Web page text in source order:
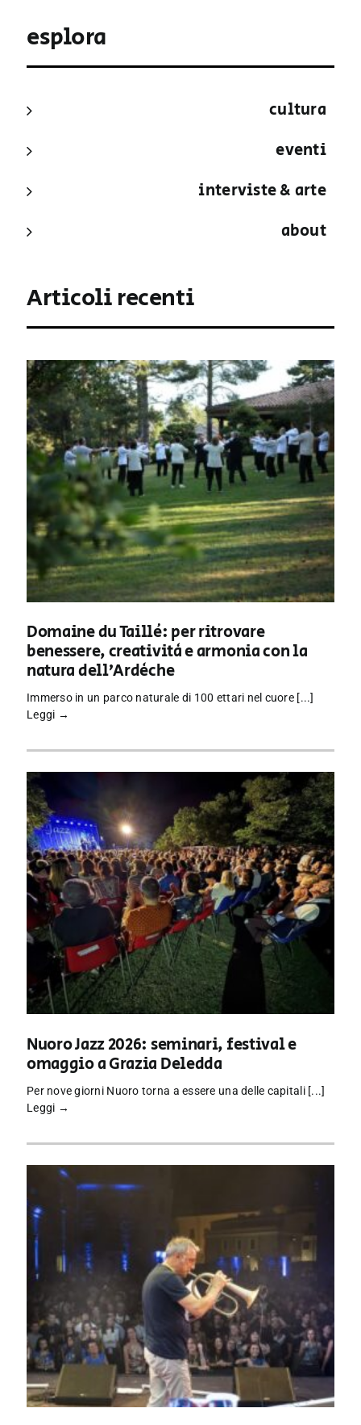
esplora
cultura
eventi
interviste & arte
about
Articoli recenti
Domaine du Taillé: per ritrovare
benessere, creatività e armonia con la
natura dell’Ardèche
Immerso in un parco naturale di 100 ettari nel cuore [...]
Leggi →
Nuoro Jazz 2026: seminari, festival e
omaggio a Grazia Deledda
Per nove giorni Nuoro torna a essere una delle capitali [...]
Leggi →